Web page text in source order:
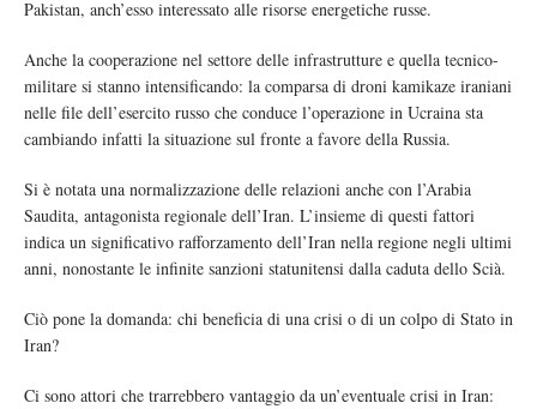
Pakistan, anch’esso interessato alle risorse energetiche russe.
Anche la cooperazione nel settore delle infrastrutture e quella tecnico-
militare si stanno intensificando: la comparsa di droni kamikaze iraniani
nelle file dell’esercito russo che conduce l’operazione in Ucraina sta
cambiando infatti la situazione sul fronte a favore della Russia.
Si è notata una normalizzazione delle relazioni anche con l’Arabia
Saudita, antagonista regionale dell’Iran. L’insieme di questi fattori
indica un significativo rafforzamento dell’Iran nella regione negli ultimi
anni, nonostante le infinite sanzioni statunitensi dalla caduta dello Scià.
Ciò pone la domanda: chi beneficia di una crisi o di un colpo di Stato in
Iran?
Ci sono attori che trarrebbero vantaggio da un’eventuale crisi in Iran: